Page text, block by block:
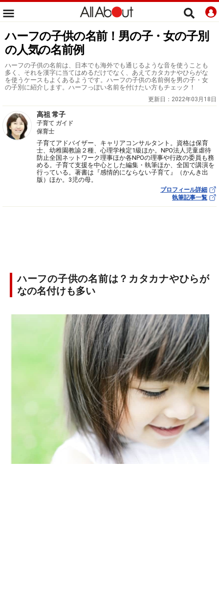
ハーフの子供の名前！男の子・女の子別
の人気の名前例
ハーフの子供の名前は、日本でも海外でも通じるような音を使うことも
多く、それを漢字に当てはめるだけでなく、あえてカタカナやひらがな
を使うケースもよくあるようです。ハーフの子供の名前例を男の子・女
の子別に紹介します。ハーフっぽい名前を付けたい方もチェック！
更新日： 2022年03月18日
高祖 常子
子育て ガイド
保育士
子育てアドバイザー、キャリアコンサルタント。資格は保育
士、幼稚園教諭２種、心理学検定1級ほか。NPO法人児童虐待
防止全国ネットワーク理事ほか各NPOの理事や行政の委員も務
める。子育て支援を中心とした編集・執筆ほか、全国で講演を
行っている。著書は『感情的にならない子育て』（かんき出
版）ほか。3児の母。
プロフィール詳細
執筆記事一覧
ハーフの子供の名前は？カタカナやひらが
なの名付けも多い